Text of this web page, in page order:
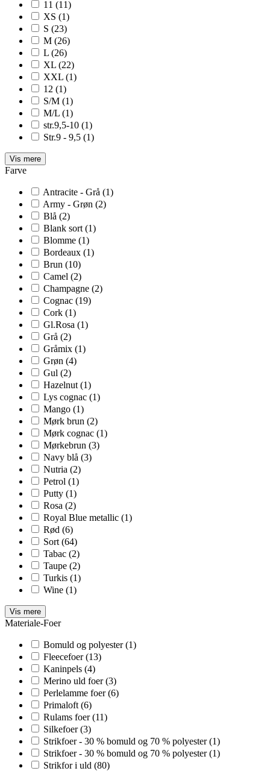
11 (11)
XS (1)
S (23)
M (26)
L (26)
XL (22)
XXL (1)
12 (1)
S/M (1)
M/L (1)
str.9,5-10 (1)
Str.9 - 9,5 (1)
Vis mere
Farve
Antracite - Grå (1)
Army - Grøn (2)
Blå (2)
Blank sort (1)
Blomme (1)
Bordeaux (1)
Brun (10)
Camel (2)
Champagne (2)
Cognac (19)
Cork (1)
Gl.Rosa (1)
Grå (2)
Gråmix (1)
Grøn (4)
Gul (2)
Hazelnut (1)
Lys cognac (1)
Mango (1)
Mørk brun (2)
Mørk cognac (1)
Mørkebrun (3)
Navy blå (3)
Nutria (2)
Petrol (1)
Putty (1)
Rosa (2)
Royal Blue metallic (1)
Rød (6)
Sort (64)
Tabac (2)
Taupe (2)
Turkis (1)
Wine (1)
Vis mere
Materiale-Foer
Bomuld og polyester (1)
Fleecefoer (13)
Kaninpels (4)
Merino uld foer (3)
Perlelamme foer (6)
Primaloft (6)
Rulams foer (11)
Silkefoer (3)
Strikfoer - 30 % bomuld og 70 % polyester (1)
Strikfoer - 30 % bomuld og 70 % polyester (1)
Strikfor i uld (80)